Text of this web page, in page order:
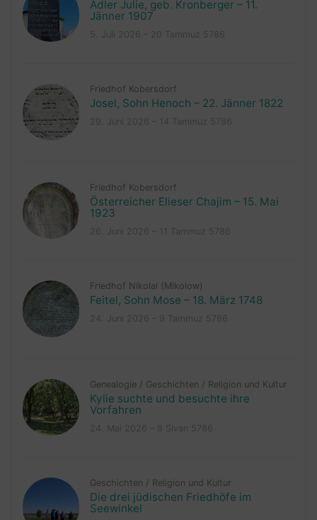
Adler Julie, geb. Kronberger – 11.
Jänner 1907
Friedhof Kobersdorf
Josel, Sohn Henoch – 22. Jänner 1822
Friedhof Kobersdorf
Österreicher Elieser Chajim – 15. Mai
1923
Friedhof Nikolai (Mikolow)
Feitel, Sohn Mose – 18. März 1748
Genealogie / Geschichten / Religion und Kultur
Kylie suchte und besuchte ihre
Vorfahren
Geschichten / Religion und Kultur
Die drei jüdischen Friedhöfe im
Seewinkel